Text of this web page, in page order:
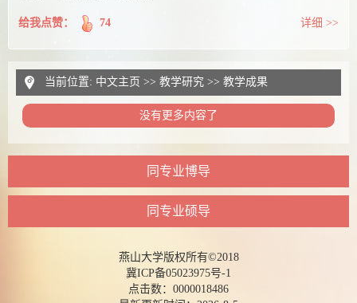
给我点赞： 74 详细 >>
当前位置: 中文主页 >> 教学研究 >> 教学成果
没有更多内容了
同专业博导
同专业硕导
燕山大学版权所有©2018
冀ICP备05023975号-1
点击数： 0000018486